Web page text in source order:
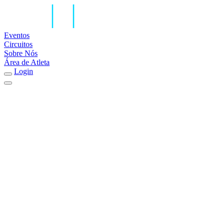
Eventos
Circuitos
Sobre Nós
Área de Atleta
Login